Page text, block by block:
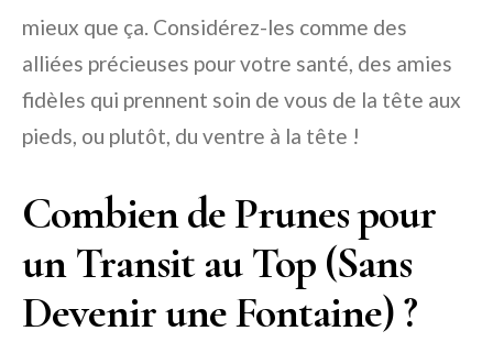
mieux que ça. Considérez-les comme des
alliées précieuses pour votre santé, des amies
fidèles qui prennent soin de vous de la tête aux
pieds, ou plutôt, du ventre à la tête !
Combien de Prunes pour
un Transit au Top (Sans
Devenir une Fontaine) ?